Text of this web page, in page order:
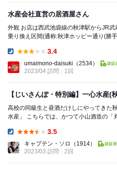
水産会社直営の居酒屋さん
外観 お店は西武池袋線の秋津駅からJR武蔵野線の新秋津駅までの、地上
乗り換え区間(通称:秋津ホッピー通り(勝
3.4
umaimono-daisuki （2534）
2023/04 訪問
1回
【じいさんぽ・特別編】一心水産(
高校の同級生と昼酒だけしにやってきた
水産」 こちらでは、かつて小山酒造の「丸真正宗」が呑めたものだけれ
3.5
キャプテン・ソロ
（1914）
2023/03 訪問
2回